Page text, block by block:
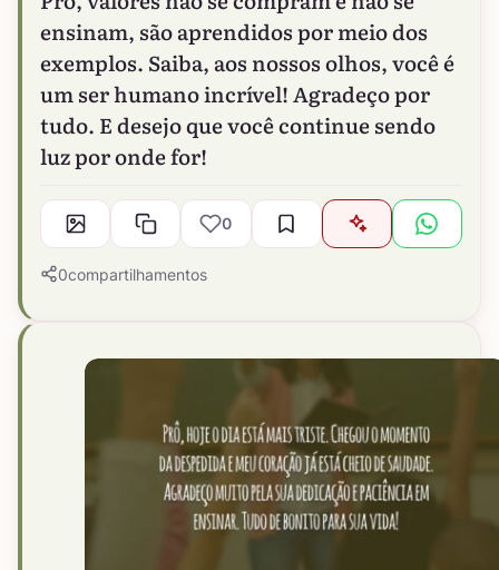
ensinam, são aprendidos por meio dos
exemplos. Saiba, aos nossos olhos, você é
um ser humano incrível! Agradeço por
tudo. E desejo que você continue sendo
luz por onde for!
0
0compartilhamentos